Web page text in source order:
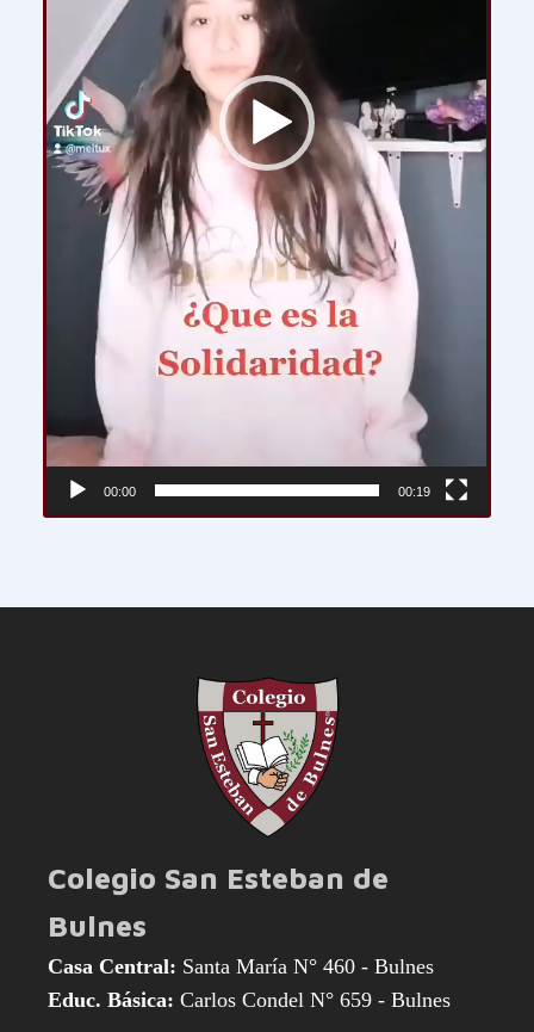
00:00 00:19
Colegio San Esteban de
Bulnes
Casa Central: Santa María N° 460 - Bulnes
Educ. Básica: Carlos Condel N° 659 - Bulnes